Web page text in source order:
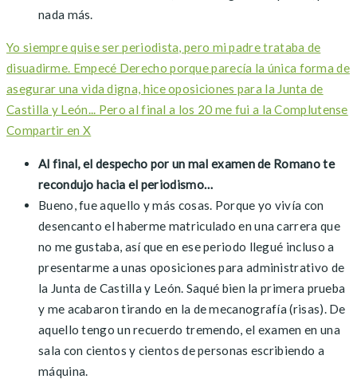
nada más.
Yo siempre quise ser periodista, pero mi padre trataba de
disuadirme. Empecé Derecho porque parecía la única forma de
asegurar una vida digna, hice oposiciones para la Junta de
Castilla y León... Pero al final a los 20 me fui a la Complutense
Compartir en X
Al final, el despecho por un mal examen de Romano te
recondujo hacia el periodismo…
Bueno, fue aquello y más cosas. Porque yo vivía con
desencanto el haberme matriculado en una carrera que
no me gustaba, así que en ese periodo llegué incluso a
presentarme a unas oposiciones para administrativo de
la Junta de Castilla y León. Saqué bien la primera prueba
y me acabaron tirando en la de mecanografía (risas). De
aquello tengo un recuerdo tremendo, el examen en una
sala con cientos y cientos de personas escribiendo a
máquina.